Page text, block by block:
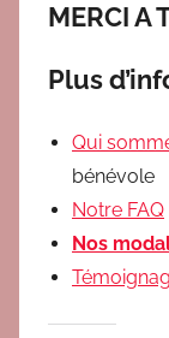
MERCI A
Plus
Qui
bénévole
Notre FAQ
Nos